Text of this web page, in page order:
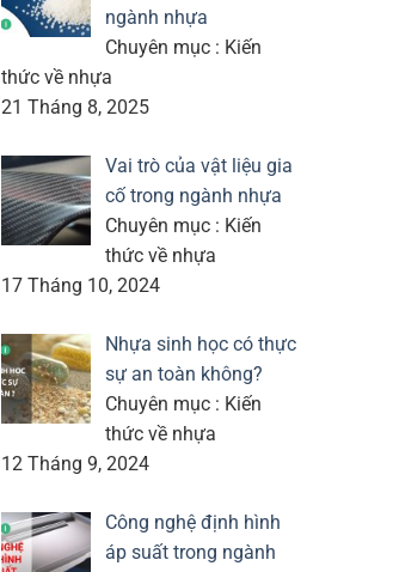
ngành nhựa
Chuyên mục : Kiến
thức về nhựa
21 Tháng 8, 2025
Vai trò của vật liệu gia
cố trong ngành nhựa
Chuyên mục : Kiến
thức về nhựa
17 Tháng 10, 2024
Nhựa sinh học có thực
sự an toàn không?
Chuyên mục : Kiến
thức về nhựa
12 Tháng 9, 2024
Công nghệ định hình
áp suất trong ngành